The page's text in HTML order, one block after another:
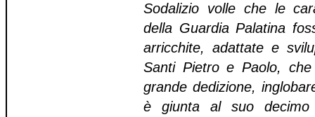
Sodalizio volle che le
della Guardia Palatina
arricchite, adattate e
Santi Pietro e Paolo,
grande dedizione,
è giunta al suo